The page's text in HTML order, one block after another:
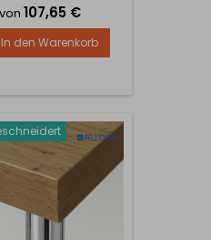
die Lebensdauer
ist. Das Produkt
Maß gefertigt. Sie
einfach Ihre
genau nach Ihren
die Herstellung
eine...
von Preis
107,65 €
In den Warenkorb